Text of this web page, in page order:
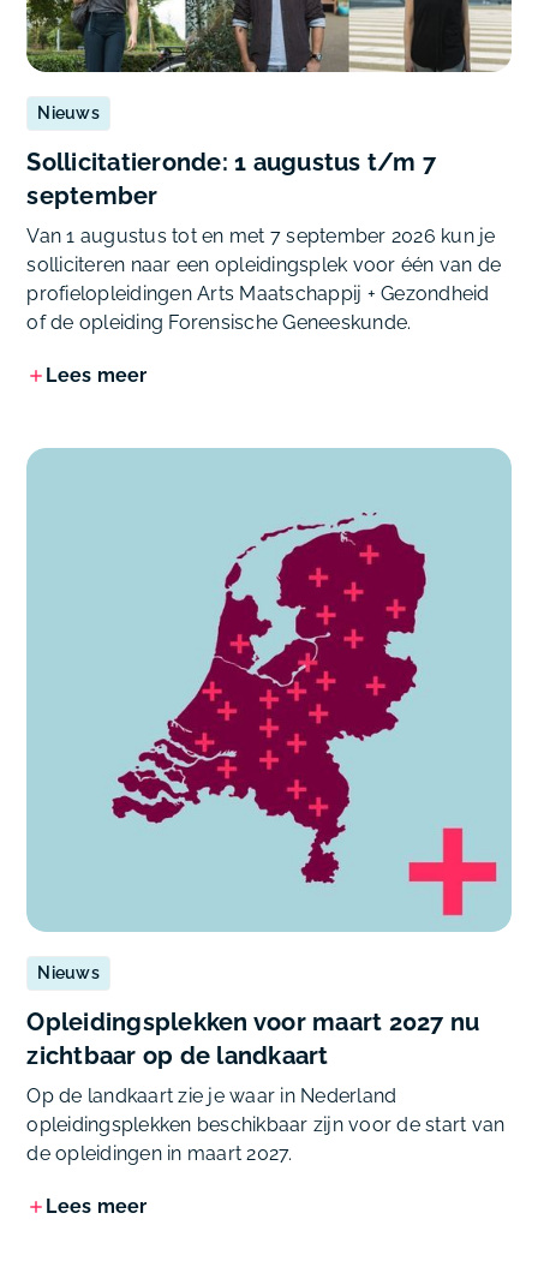
Nieuws
Sollicitatieronde: 1 augustus t/m 7
september
Van 1 augustus tot en met 7 september 2026 kun je
solliciteren naar een opleidingsplek voor één van de
profielopleidingen Arts Maatschappij + Gezondheid
of de opleiding Forensische Geneeskunde.
Lees meer
Nieuws
Opleidingsplekken voor maart 2027 nu
zichtbaar op de landkaart
Op de landkaart zie je waar in Nederland
opleidingsplekken beschikbaar zijn voor de start van
de opleidingen in maart 2027.
Lees meer